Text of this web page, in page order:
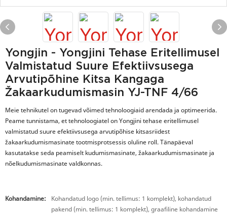
Yongjin - Yongjini Tehase Eritellimusel
Valmistatud Suure Efektiivsusega
Arvutipõhine Kitsa Kangaga
Žakaarkudumismasin YJ-TNF 4/66
Meie tehnikutel on tugevad võimed tehnoloogiaid arendada ja optimeerida.
Peame tunnistama, et tehnoloogiatel on Yongjini tehase eritellimusel
valmistatud suure efektiivsusega arvutipõhise kitsasriidest
žakaarkudumismasinate tootmisprotsessis oluline roll. Tänapäeval
kasutatakse seda peamiselt kudumismasinate, žakaarkudumismasinate ja
nõelkudumismasinate valdkonnas.
Kohandamine:
Kohandatud logo (min. tellimus: 1 komplekt), kohandatud
pakend (min. tellimus: 1 komplekt), graafiline kohandamine